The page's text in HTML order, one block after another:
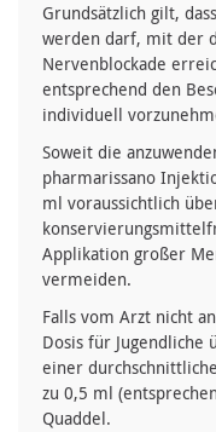
Grundsätzlich gilt,
werden darf, mit der
Nervenblockade
entsprechend den
individuell
Soweit die
pharmarissano
ml voraussichtlich
Applikation großer
vermeiden.
Falls vom Arzt nicht
Dosis für Jugendliche
einer
zu 0,5 ml
Quaddel.